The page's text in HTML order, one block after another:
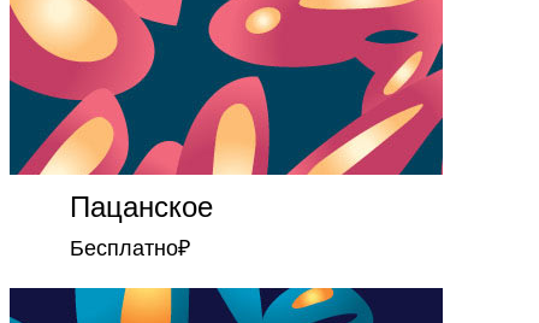
Пацанское
Бесплатно₽